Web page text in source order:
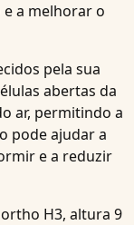
a melhorar o
pela sua
abertas da
ar, permitindo a
pode ajudar a
e a reduzir
H3, altura 9